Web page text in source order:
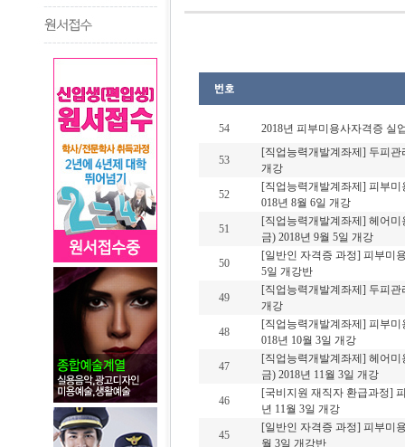
54 2018년 피부미용사자격증 실
53
[직업능력개발계좌제] 두피관
개강
52
[직업능력개발계좌제] 피부
018년 8월 6일 개강
51
[직업능력개발계좌제] 헤어
금) 2018년 9월 5일 개강
50
[일반인 자격증 과정] 피부미
5일 개강반
49
[직업능력개발계좌제] 두피관
개강
48
[직업능력개발계좌제] 피부
018년 10월 3일 개강
47
[직업능력개발계좌제] 헤어
금) 2018년 11월 3일 개강
46
[국비지원 재직자 환급과정]
년 11월 3일 개강
45
[일반인 자격증 과정] 피부미
월 3일 개강반